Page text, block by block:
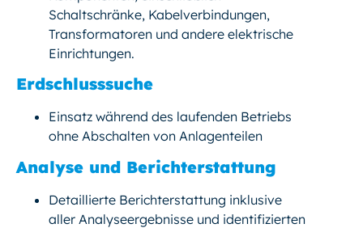
Schaltschränke, Kabelverbindungen,
Transformatoren und andere elektrische
Einrichtungen.
Erdschlusssuche
Einsatz während des laufenden Betriebs
ohne Abschalten von Anlagenteilen
Analyse und Berichterstattung
Detaillierte Berichterstattung inklusive
aller Analyseergebnisse und identifizierten